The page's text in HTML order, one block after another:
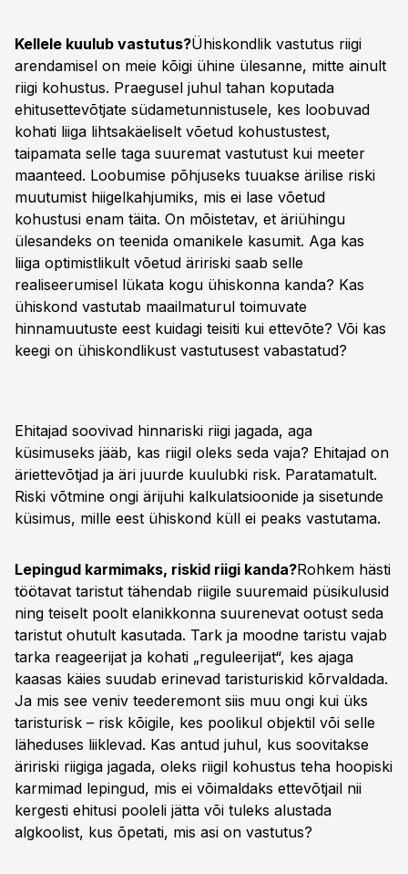
Kellele kuulub vastutus?Ühiskondlik vastutus riigi
arendamisel on meie kõigi ühine ülesanne, mitte ainult
riigi kohustus. Praegusel juhul tahan koputada
ehitusettevõtjate südametunnistusele, kes loobuvad
kohati liiga lihtsakäeliselt võetud kohustustest,
taipamata selle taga suuremat vastutust kui meeter
maanteed. Loobumise põhjuseks tuuakse ärilise riski
muutumist hiigelkahjumiks, mis ei lase võetud
kohustusi enam täita. On mõistetav, et äriühingu
ülesandeks on teenida omanikele kasumit. Aga kas
liiga optimistlikult võetud äririski saab selle
realiseerumisel lükata kogu ühiskonna kanda? Kas
ühiskond vastutab maailmaturul toimuvate
hinnamuutuste eest kuidagi teisiti kui ettevõte? Või kas
keegi on ühiskondlikust vastutusest vabastatud?
Ehitajad soovivad hinnariski riigi jagada, aga
küsimuseks jääb, kas riigil oleks seda vaja? Ehitajad on
äriettevõtjad ja äri juurde kuulubki risk. Paratamatult.
Riski võtmine ongi ärijuhi kalkulatsioonide ja sisetunde
küsimus, mille eest ühiskond küll ei peaks vastutama.
Lepingud karmimaks, riskid riigi kanda?Rohkem hästi
töötavat taristut tähendab riigile suuremaid püsikulusid
ning teiselt poolt elanikkonna suurenevat ootust seda
taristut ohutult kasutada. Tark ja moodne taristu vajab
tarka reageerijat ja kohati „reguleerijat“, kes ajaga
kaasas käies suudab erinevad taristuriskid kõrvaldada.
Ja mis see veniv teederemont siis muu ongi kui üks
taristurisk – risk kõigile, kes poolikul objektil või selle
läheduses liiklevad. Kas antud juhul, kus soovitakse
äririski riigiga jagada, oleks riigil kohustus teha hoopiski
karmimad lepingud, mis ei võimaldaks ettevõtjail nii
kergesti ehitusi pooleli jätta või tuleks alustada
algkoolist, kus õpetati, mis asi on vastutus?